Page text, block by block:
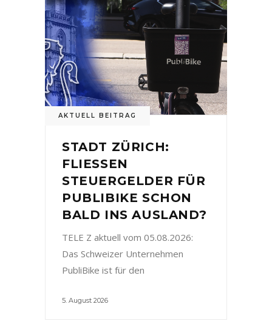
AKTUELL BEITRAG
STADT ZÜRICH:
FLIESSEN
STEUERGELDER FÜR
PUBLIBIKE SCHON
BALD INS AUSLAND?
TELE Z aktuell vom 05.08.2026:
Das Schweizer Unternehmen
PubliBike ist für den
5. August 2026